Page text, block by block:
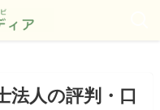
法人の評判・口